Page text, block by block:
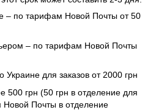
– по тарифам Новой Почты от 50
– по тарифам Новой Почты
Украине для заказов от 2000 грн
500 грн (50 грн в отделение для
Новой Почты в отделение